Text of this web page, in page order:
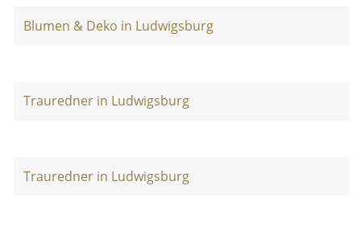
Blumen & Deko in Ludwigsburg
Trauredner in Ludwigsburg
Trauredner in Ludwigsburg